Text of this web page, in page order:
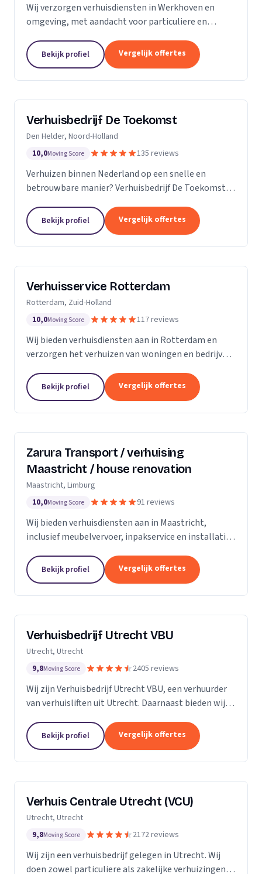
Wij verzorgen verhuisdiensten in Werkhoven en
omgeving, met aandacht voor particuliere en
Bekijk profiel Vergelijk offertes
Verhuisbedrijf De Toekomst
Den Helder, Noord-Holland
10,0Moving Score 135 reviews
Verhuizen binnen Nederland op een snelle en
betrouwbare manier? Verhuisbedrijf De Toekomst
worden naar de nieuwe locatie. En dat 24/7! Want of
u...
Bekijk profiel Vergelijk offertes
Verhuisservice Rotterdam
Rotterdam, Zuid-Holland
10,0Moving Score 117 reviews
Wij bieden verhuisdiensten aan in Rotterdam en
verzorgen het verhuizen van woningen en bedrijven
Bekijk profiel Vergelijk offertes
Zarura Transport / verhuising
Maastricht / house renovation
Maastricht, Limburg
10,0Moving Score 91 reviews
Wij bieden verhuisdiensten aan in Maastricht,
inclusief meubelvervoer, inpakservice en installatie
Bekijk profiel Vergelijk offertes
Verhuisbedrijf Utrecht VBU
Utrecht, Utrecht
9,8Moving Score 2405 reviews
Wij zijn Verhuisbedrijf Utrecht VBU, een verhuurder
van verhuisliften uit Utrecht. Daarnaast bieden wij
Bekijk profiel Vergelijk offertes
Verhuis Centrale Utrecht (VCU)
Utrecht, Utrecht
9,8Moving Score 2172 reviews
Wij zijn een verhuisbedrijf gelegen in Utrecht. Wij
doen zowel particuliere als zakelijke verhuizingen.